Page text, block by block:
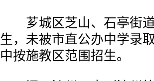
芗城区芝山、石亭街道
生，未被市直公办中学录
中按施教区范围招生。